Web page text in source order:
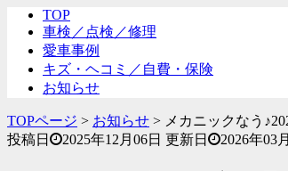
TOP
車検／点検／修理
愛車事例
キズ・ヘコミ／自費・保険
お知らせ
TOPページ > お知らせ > メカニックなう
投稿日
2025年12月06日 更新日 2026年03